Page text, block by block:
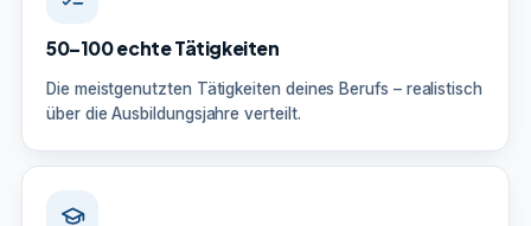
50–100 echte Tätigkeiten
Die meistgenutzten Tätigkeiten deines Berufs – realistisch
über die Ausbildungsjahre verteilt.